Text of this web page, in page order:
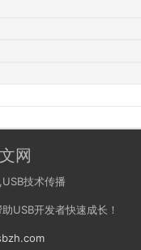
网
技术传播
USB开发者快速成长！